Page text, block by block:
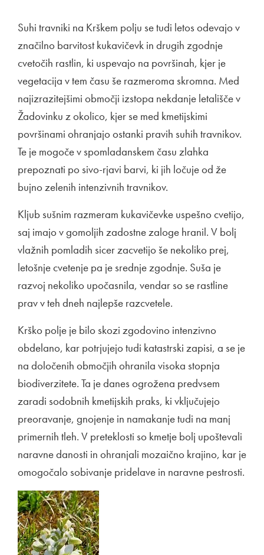
Suhi travniki na Krškem polju se tudi letos odevajo v
značilno barvitost kukavičevk in drugih zgodnje
cvetočih rastlin, ki uspevajo na površinah, kjer je
vegetacija v tem času še razmeroma skromna. Med
najizrazitejšimi območji izstopa nekdanje letališče v
Žadovinku z okolico, kjer se med kmetijskimi
površinami ohranjajo ostanki pravih suhih travnikov.
Te je mogoče v spomladanskem času zlahka
prepoznati po sivo-rjavi barvi, ki jih ločuje od že
bujno zelenih intenzivnih travnikov.
Kljub sušnim razmeram kukavičevke uspešno cvetijo,
saj imajo v gomoljih zadostne zaloge hranil. V bolj
vlažnih pomladih sicer zacvetijo še nekoliko prej,
letošnje cvetenje pa je srednje zgodnje. Suša je
razvoj nekoliko upočasnila, vendar so se rastline
prav v teh dneh najlepše razcvetele.
Krško polje je bilo skozi zgodovino intenzivno
obdelano, kar potrjujejo tudi katastrski zapisi, a se je
na določenih območjih ohranila visoka stopnja
biodiverzitete. Ta je danes ogrožena predvsem
zaradi sodobnih kmetijskih praks, ki vključujejo
preoravanje, gnojenje in namakanje tudi na manj
primernih tleh. V preteklosti so kmetje bolj upoštevali
naravne danosti in ohranjali mozaično krajino, kar je
omogočalo sobivanje pridelave in naravne pestrosti.